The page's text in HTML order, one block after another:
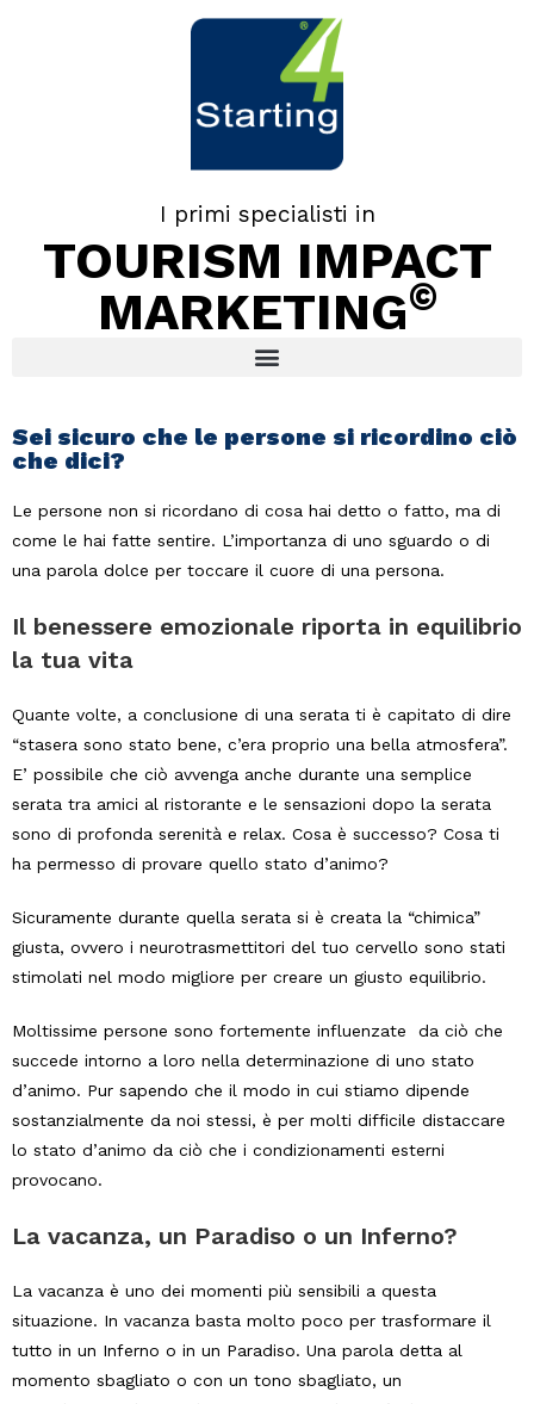
I primi specialisti in
TOURISM IMPACT
MARKETING©
Sei sicuro che le persone si ricordino ciò
che dici?
Le persone non si ricordano di cosa hai detto o fatto, ma di
come le hai fatte sentire. L’importanza di uno sguardo o di
una parola dolce per toccare il cuore di una persona.
Il benessere emozionale riporta in equilibrio
la tua vita
Quante volte, a conclusione di una serata ti è capitato di dire
“stasera sono stato bene, c’era proprio una bella atmosfera”.
E’ possibile che ciò avvenga anche durante una semplice
serata tra amici al ristorante e le sensazioni dopo la serata
sono di profonda serenità e relax. Cosa è successo? Cosa ti
ha permesso di provare quello stato d’animo?
Sicuramente durante quella serata si è creata la “chimica”
giusta, ovvero i neurotrasmettitori del tuo cervello sono stati
stimolati nel modo migliore per creare un giusto equilibrio.
Moltissime persone sono fortemente influenzate da ciò che
succede intorno a loro nella determinazione di uno stato
d’animo. Pur sapendo che il modo in cui stiamo dipende
sostanzialmente da noi stessi, è per molti difficile distaccare
lo stato d’animo da ciò che i condizionamenti esterni
provocano.
La vacanza, un Paradiso o un Inferno?
La vacanza è uno dei momenti più sensibili a questa
situazione. In vacanza basta molto poco per trasformare il
tutto in un Inferno o in un Paradiso. Una parola detta al
momento sbagliato o con un tono sbagliato, un